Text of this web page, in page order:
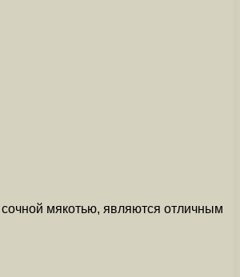
мякотью, являются отличным